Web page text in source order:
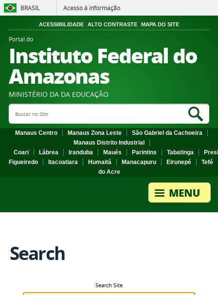
BRASIL Acesso à informação
ACESSIBILIDADE ALTO CONTRASTE MAPA DO SITE
Portal do
Instituto Federal do
Amazonas
MINISTÉRIO DA DA EDUCAÇÃO
Search Site
Manaus Centro Manaus Zona Leste
São Gabriel da Cachoeira
Manaus Distrito Industrial
Coari
Lábrea Iranduba Maués Parintins Tabatinga
Figueiredo
Itacoatiara Humaitá Manacapuru Eirunepé
Tefé
do Acre
Search
Search Site